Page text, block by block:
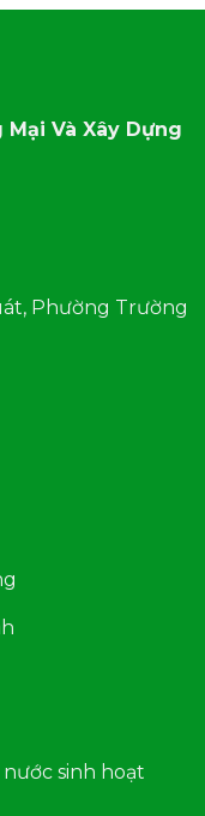
Và Xây Dựng
Phường Trường
sinh hoạt